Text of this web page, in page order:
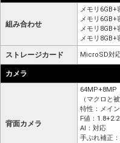
組み合わせ
メモリ6GB+
メモリ6GB+
メモリ8GB+
メモリ8GB+
ストレージカード MicroSD対
カメラ
背面カメラ
64MP+8MP
（マクロと
特性：メイ
F値：
AI：対応
手ぶれ補正